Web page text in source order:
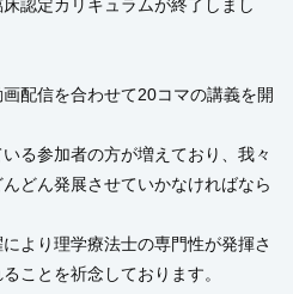
認定カリキュラムが終了しまし
配信を合わせて20コマの講義を開
る参加者の方が増えており、我々
どん発展させていかなければなら
より理学療法士の専門性が発揮さ
ことを祈念しております。